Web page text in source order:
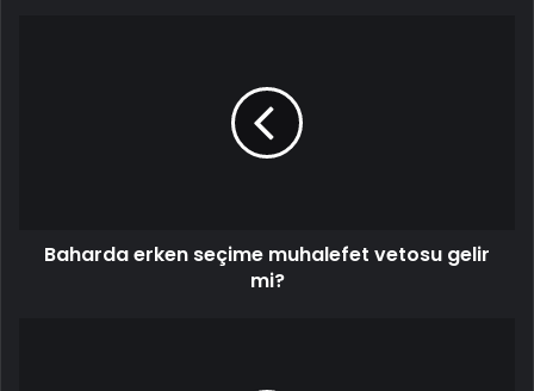
Baharda erken seçime muhalefet vetosu gelir
mi?